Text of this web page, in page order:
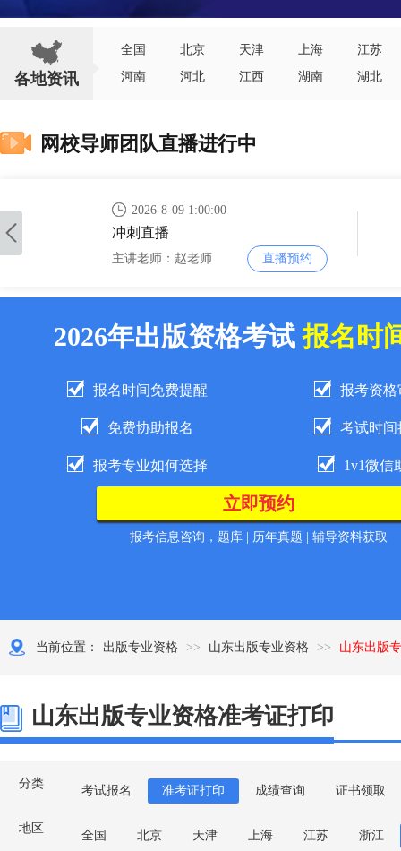
各地资讯
全国 北京 天津 上海
江苏
河南
河北 江西 湖南 湖北
网校导师团队直播进行中
2026-8-09 1:00:00
冲刺直播
主讲老师：赵老师 直播预约
冲刺直播
2026-8-23 1:00:00
主讲老师：赵老师
2026-9-03 11:00:00
2026-9-13 1:00:00
2026年出版资格考试报名时
报名时间免费提醒 报考资格
免费协助报名 考试时间
报考专业如何选择 1v1微信
报考信息咨询，题库 | 历年真题 | 辅导资料获取
当前位置： 出版专业资格 >> 山东出版专业资格 >> 山东出版
山东出版专业资格准考证打印
分类
考试报名 准考证打印 成绩查询 证书领取
地区
全国 北京 天津 上海 江苏 浙江